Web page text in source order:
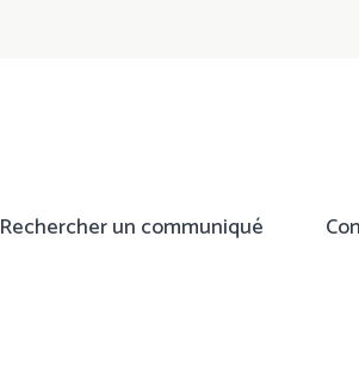
Rechercher un communiqué